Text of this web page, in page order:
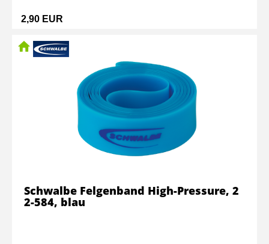
2,90 EUR
Schwalbe Felgenband High-Pressure, 2
2-584, blau